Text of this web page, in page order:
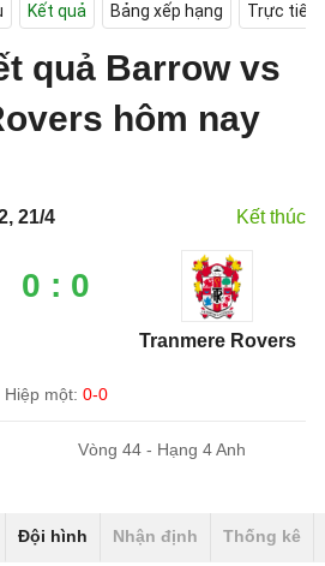
Kết quả Bảng xếp hạng Trực tiếp
quả Barrow vs
hôm nay
21/4 Kết thúc
0 : 0
Tranmere Rovers
Hiệp một: 0-0
Vòng 44 - Hạng 4 Anh
Đội hình Nhận định Thống kê